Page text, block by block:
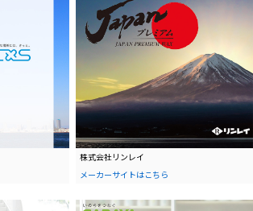
株式会社リンレイ
メーカーサイトはこちら